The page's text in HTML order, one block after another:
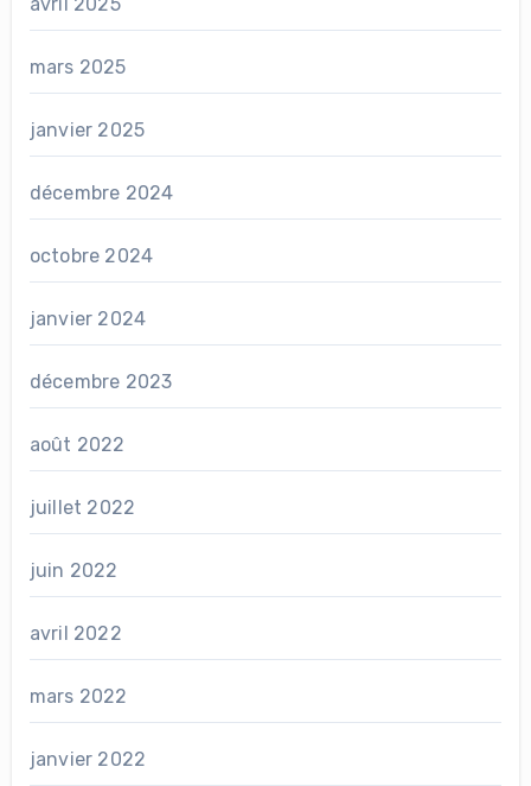
mars 2025
janvier 2025
décembre 2024
octobre 2024
janvier 2024
décembre 2023
août 2022
juillet 2022
juin 2022
avril 2022
mars 2022
janvier 2022